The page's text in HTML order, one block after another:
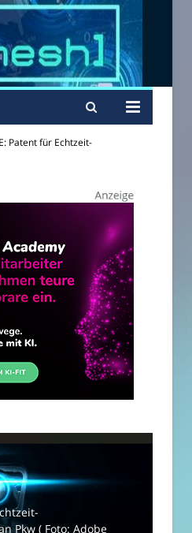
Patent für Echtzeit-
Pkw ( Foto: Adobe